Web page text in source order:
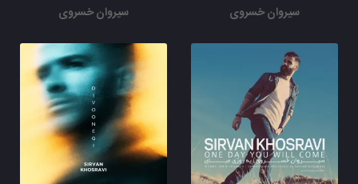
سیروان خسروی
سیروان خسروی